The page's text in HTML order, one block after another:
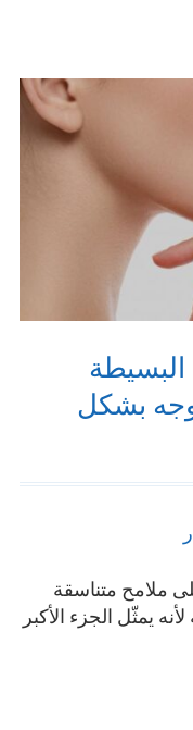
بشكل
ملامح متناسقة
يمثّل الجزء الأكبر